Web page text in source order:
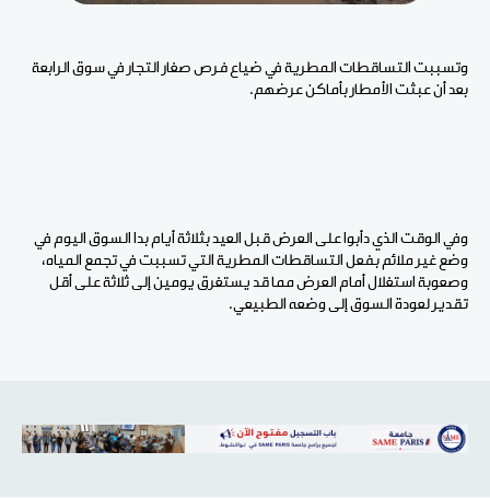
وتسببت التساقطات المطرية في ضياع فرص صغار التجار في سوق الرابعة
بعد أن عبثت الأمطار بأماكن عرضهم.
وفي الوقت الذي دأبوا على العرض قبل العيد بثلاثة أيام بدا السوق اليوم في
وضع غير ملائم بفعل التساقطات المطرية التي تسببت في تجمع المياه،
وصعوبة استغلال أمام العرض مما قد يستغرق يومين إلى ثلاثة على أقل
تقدير لعودة السوق إلى وضعه الطبيعي.